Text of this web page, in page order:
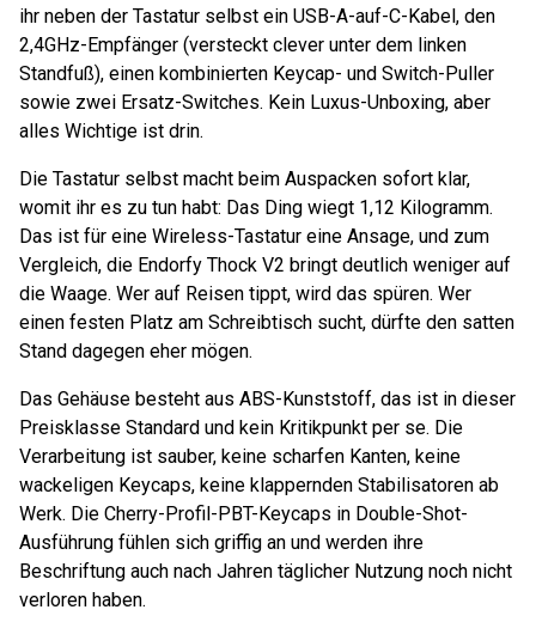
ihr neben der Tastatur selbst ein USB-A-auf-C-Kabel, den
2,4GHz-Empfänger (versteckt clever unter dem linken
Standfuß), einen kombinierten Keycap- und Switch-Puller
sowie zwei Ersatz-Switches. Kein Luxus-Unboxing, aber
alles Wichtige ist drin.
Die Tastatur selbst macht beim Auspacken sofort klar,
womit ihr es zu tun habt: Das Ding wiegt 1,12 Kilogramm.
Das ist für eine Wireless-Tastatur eine Ansage, und zum
Vergleich, die Endorfy Thock V2 bringt deutlich weniger auf
die Waage. Wer auf Reisen tippt, wird das spüren. Wer
einen festen Platz am Schreibtisch sucht, dürfte den satten
Stand dagegen eher mögen.
Das Gehäuse besteht aus ABS-Kunststoff, das ist in dieser
Preisklasse Standard und kein Kritikpunkt per se. Die
Verarbeitung ist sauber, keine scharfen Kanten, keine
wackeligen Keycaps, keine klappernden Stabilisatoren ab
Werk. Die Cherry-Profil-PBT-Keycaps in Double-Shot-
Ausführung fühlen sich griffig an und werden ihre
Beschriftung auch nach Jahren täglicher Nutzung noch nicht
verloren haben.